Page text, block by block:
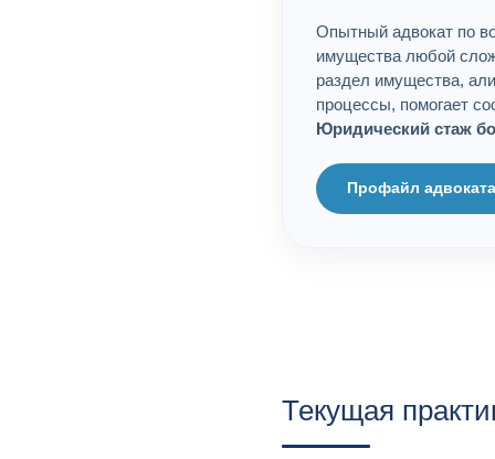
Опытный адвокат по
имущества любой
раздел имущества,
процессы, помогает
Юридический стаж
Профайл адвоката
Текущая